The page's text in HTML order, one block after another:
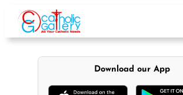
content
Download our App